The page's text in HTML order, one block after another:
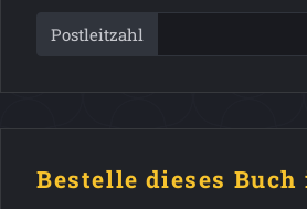
Postleitzahl
Bestelle dieses